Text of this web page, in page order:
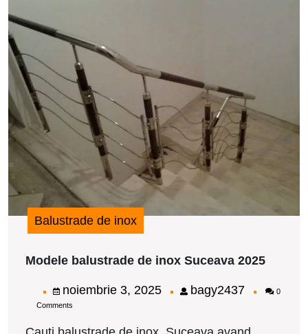
Balustrade de inox
Modele balustrade de inox Suceava 2025
inox
noiembrie 3, 2025noiembrie
2025
bagy2437bagy2437
0
Comments